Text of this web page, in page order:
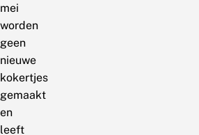
mei
worden
geen
nieuwe
kokertjes
gemaakt
en
leeft